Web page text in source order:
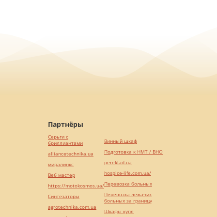
Партнёры
Серьги с
бриллиантами
alliancetechnika.ua
миралинкс
Веб мастер
https://motokosmos.ua/
Синтезаторы
agrotechnika.com.ua
Винный шкаф
Подготовка к НМТ / ВНО
pereklad.ua
hospice-life.com.ua/
Перевозка больных
Перевозка лежачих
больных за границу
Шкафы купе